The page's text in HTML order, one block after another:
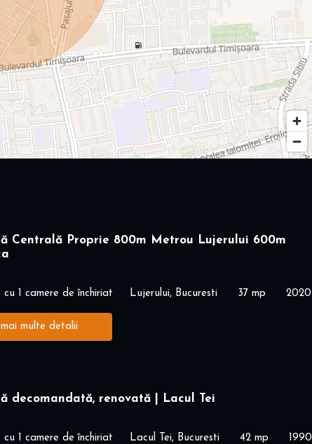
Centrală Proprie 800m Metrou Lujerului 600m
1 camere de închiriat Lujerului, Bucuresti 37 mp 2020
mai multe detalii
decomandată, renovată | Lacul Tei
1 camere de închiriat Lacul Tei, Bucuresti 42 mp 1990